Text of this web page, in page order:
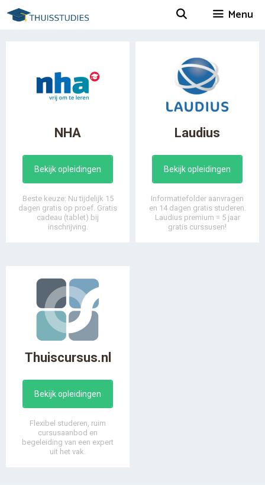
Spring
naar
Menu
NHA
Bekijk opleidingen
Beste keuze: Nu tijdelijk 15
dagen gratis op proef. Gratis
cadeau (tablet) bij
inschrijving.
Laudius
Bekijk opleidingen
Informatiefolder aanvragen
en 14 dagen gratis studeren.
Laudius premium = 5 jaar
gratis curssusen!
Thuiscursus.nl
Bekijk opleidingen
Flexibel studeren, ruim
cursusaanbod en
begeleiding van een expert
uit het vak.